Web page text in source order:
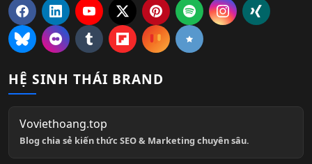
HỆ SINH THÁI BRAND
Voviethoang.top
Blog chia sẻ kiến thức SEO & Marketing chuyên sâu.